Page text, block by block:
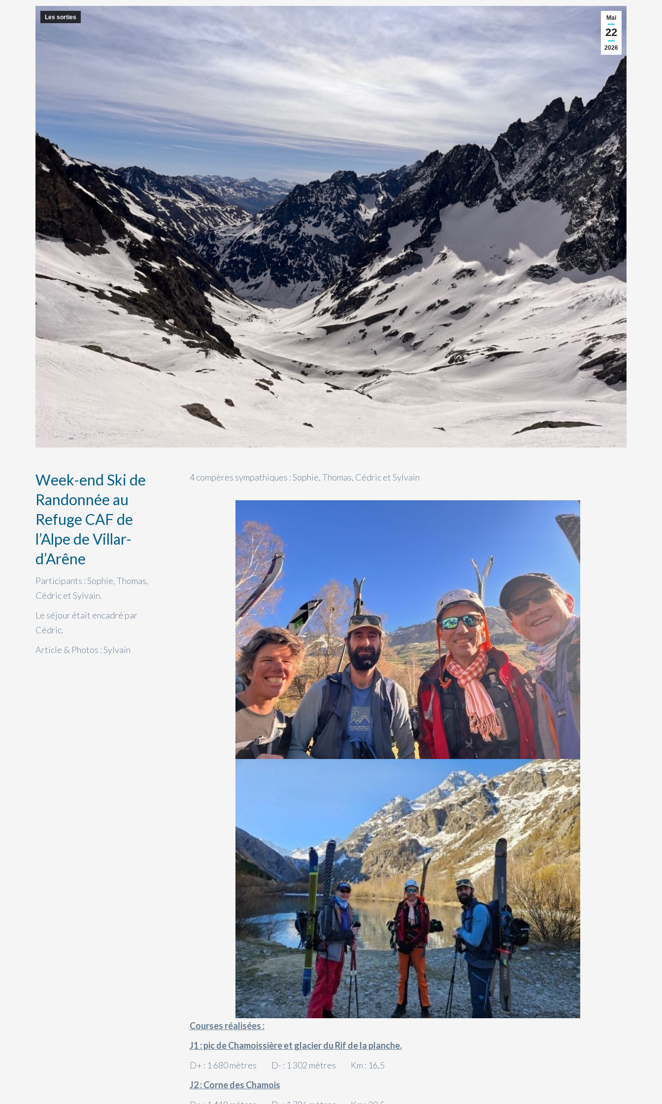
Mai
22
2026
Les sorties
Week-end Ski de
Randonnée au
Refuge CAF de
l’Alpe de Villar-
d’Arêne
Participants : Sophie, Thomas,
Cédric et Sylvain.
Le séjour était encadré par
Cédric.
Article & Photos : Sylvain
4 compères sympathiques : Sophie, Thomas, Cédric et Sylvain
Courses réalisées :
J1 : pic de Chamoissière et glacier du Rif de la planche.
D+ : 1 680 mètres D- : 1 302 mètres Km : 16,5
J2 : Corne des Chamois